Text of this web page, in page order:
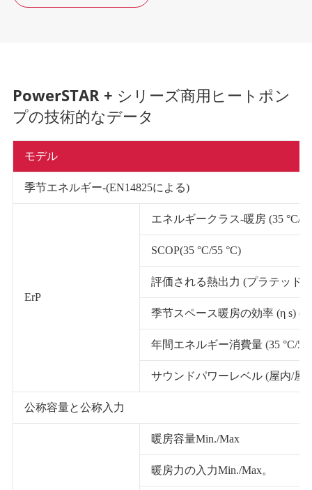
PowerSTAR + シリーズ商用ヒートポン
プの技術的なデータ
モデル
季节エネルギー-(EN14825による)
ErP
エネルギークラス-暖房 (35 °C/
SCOP(35 °C/55 °C)
評価される熱出力 (プラテッド)
季节スペース暖房の効率 (η s)
年間エネルギー消費量 (35 °C/55
サウンドパワーレベル (屋内/屋
公称容量と公称入力
暖房容量Min./Max
暖房力の入力Min./Max。